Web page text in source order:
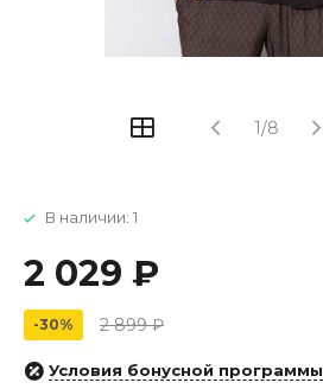
1/8
В наличии: 1
2 029 ₽
-30% 2 899 ₽
Условия бонусной программы